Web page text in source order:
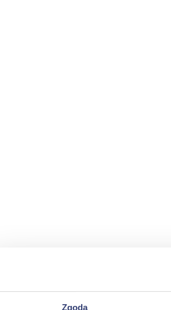
Zgoda